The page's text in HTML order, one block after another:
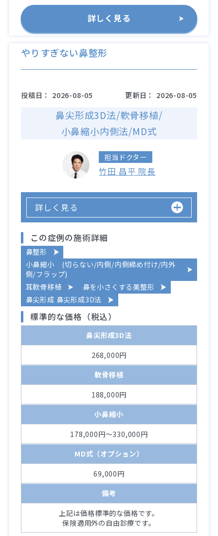
詳しく見る
やりすぎない鼻整形
投稿日： 2026-08-05 更新日： 2026-08-05
鼻尖形成3D法/軟骨移植/
小鼻縮小内側法/MD式
担当ドクター
竹田 昌平 院長
詳しく見る
この症例の施術詳細
鼻整形
小鼻縮小 (切らない/内側/内側締め付け/内外
側/フラップ)
耳軟骨移植
鼻を小さくする美整形
鼻尖形成 鼻尖形成3D法
標準的な価格（税込）
鼻尖形成3D法
268,000円
軟骨移植
188,000円
小鼻縮小
178,000円～330,000円
MD式（オプション）
69,000円
備考
上記は価格標準的な価格です。
保険適用外の自由診療です。